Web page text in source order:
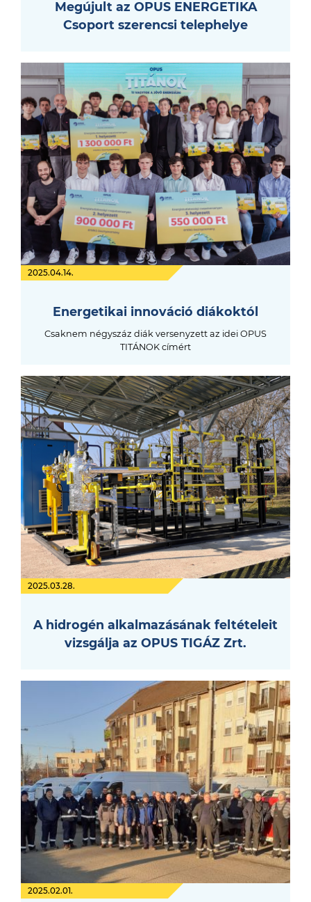
Megújult az OPUS ENERGETIKA
Csoport szerencsi telephelye
2025.04.14.
Energetikai innováció diákoktól
Csaknem négyszáz diák versenyzett az idei OPUS
TITÁNOK címért
2025.03.28.
A hidrogén alkalmazásának feltételeit
vizsgálja az OPUS TIGÁZ Zrt.
2025.02.01.